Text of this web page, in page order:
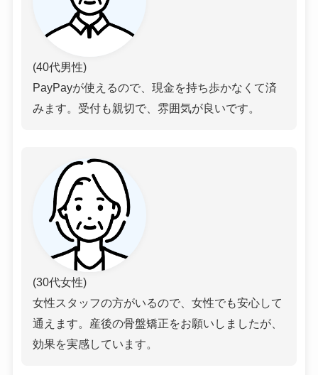
(40代男性)
PayPayが使えるので、現金を持ち歩かなくて済
みます。受付も親切で、雰囲気が良いです。
(30代女性)
女性スタッフの方がいるので、女性でも安心して
通えます。産後の骨盤矯正をお願いしましたが、
効果を実感しています。